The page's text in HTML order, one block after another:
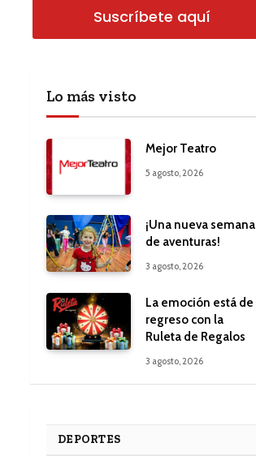
Suscríbete aquí
Lo más visto
Mejor Teatro
5 agosto, 2026
¡Una nueva semana
de aventuras!
3 agosto, 2026
La emoción está de
regreso con la
Ruleta de Regalos
3 agosto, 2026
DEPORTES